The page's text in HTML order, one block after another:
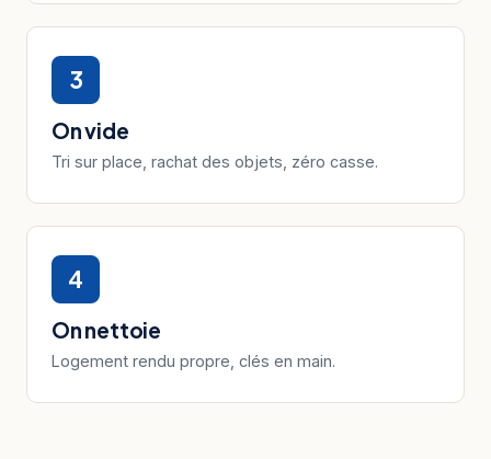
3
On vide
Tri sur place, rachat des objets, zéro casse.
4
On nettoie
Logement rendu propre, clés en main.